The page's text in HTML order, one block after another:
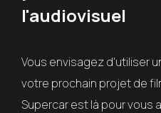
l'audiovisuel
Vous envisagez d'utiliser
votre prochain projet de
Supercar est là pour vous